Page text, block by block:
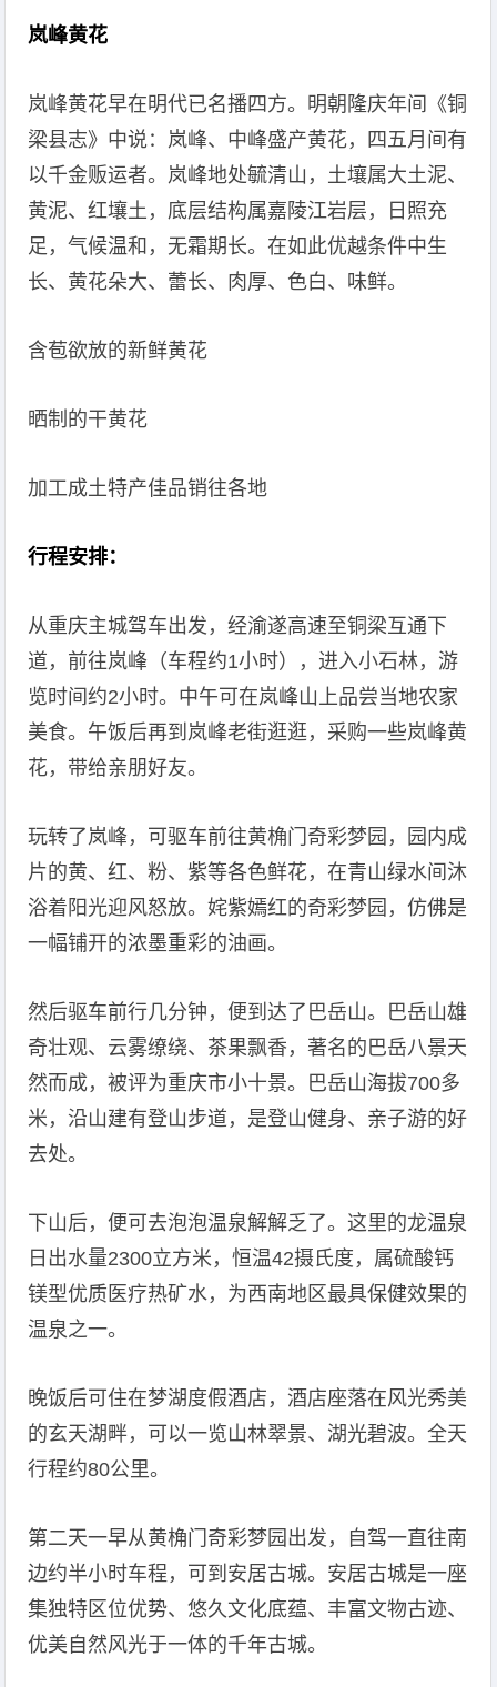
岚峰黄花
岚峰黄花早在明代已名播四方。明朝隆庆年间《铜
梁县志》中说：岚峰、中峰盛产黄花，四五月间有
以千金贩运者。岚峰地处毓清山，土壤属大土泥、
黄泥、红壤土，底层结构属嘉陵江岩层，日照充
足，气候温和，无霜期长。在如此优越条件中生
长、黄花朵大、蕾长、肉厚、色白、味鲜。
含苞欲放的新鲜黄花
晒制的干黄花
加工成土特产佳品销往各地
行程安排：
从重庆主城驾车出发，经渝遂高速至铜梁互通下
道，前往岚峰（车程约1小时），进入小石林，游
览时间约2小时。中午可在岚峰山上品尝当地农家
美食。午饭后再到岚峰老街逛逛，采购一些岚峰黄
花，带给亲朋好友。
玩转了岚峰，可驱车前往黄桷门奇彩梦园，园内成
片的黄、红、粉、紫等各色鲜花，在青山绿水间沐
浴着阳光迎风怒放。姹紫嫣红的奇彩梦园，仿佛是
一幅铺开的浓墨重彩的油画。
然后驱车前行几分钟，便到达了巴岳山。巴岳山雄
奇壮观、云雾缭绕、茶果飘香，著名的巴岳八景天
然而成，被评为重庆市小十景。巴岳山海拔700多
米，沿山建有登山步道，是登山健身、亲子游的好
去处。
下山后，便可去泡泡温泉解解乏了。这里的龙温泉
日出水量2300立方米，恒温42摄氏度，属硫酸钙
镁型优质医疗热矿水，为西南地区最具保健效果的
温泉之一。
晚饭后可住在梦湖度假酒店，酒店座落在风光秀美
的玄天湖畔，可以一览山林翠景、湖光碧波。全天
行程约80公里。
第二天一早从黄桷门奇彩梦园出发，自驾一直往南
边约半小时车程，可到安居古城。安居古城是一座
集独特区位优势、悠久文化底蕴、丰富文物古迹、
优美自然风光于一体的千年古城。